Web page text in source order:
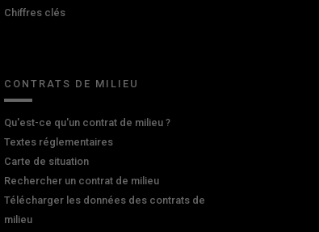
Chiffres clés
CONTRATS DE MILIEU
Qu'est-ce qu'un contrat de milieu ?
Textes réglementaires
Carte de situation
Rechercher un contrat de milieu
Télécharger les données des contrats de
milieu